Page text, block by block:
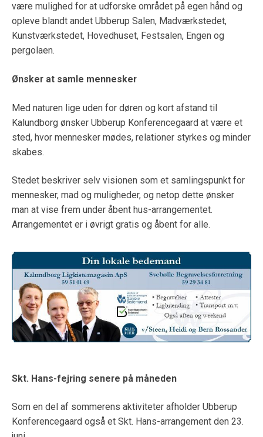
være mulighed for at udforske området på egen hånd og
opleve blandt andet Ubberup Salen, Madværkstedet,
Kunstværkstedet, Hovedhuset, Festsalen, Engen og
pergolaen.
Ønsker at samle mennesker
Med naturen lige uden for døren og kort afstand til
Kalundborg ønsker Ubberup Konferencegaard at være et
sted, hvor mennesker mødes, relationer styrkes og minder
skabes.
Stedet beskriver selv visionen som et samlingspunkt for
mennesker, mad og muligheder, og netop dette ønsker
man at vise frem under åbent hus-arrangementet.
Arrangementet er i øvrigt gratis og åbent for alle.
Skt. Hans-fejring senere på måneden
Som en del af sommerens aktiviteter afholder Ubberup
Konferencegaard også et Skt. Hans-arrangement den 23.